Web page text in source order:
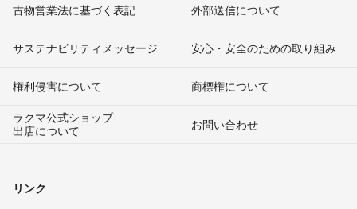
古物営業法に基づく表記 外部送信について
サステナビリティメッセージ 安心・安全のための取り組み
権利侵害について
商標権について
ラクマ公式ショップ
出店について
お問い合わせ
リンク